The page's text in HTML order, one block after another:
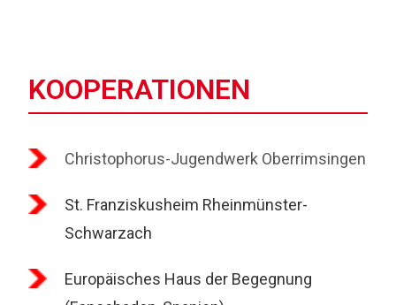
KOOPERATIONEN
Christophorus-Jugendwerk Oberrimsingen
St. Franziskusheim Rheinmünster-
Schwarzach
Europäisches Haus der Begegnung